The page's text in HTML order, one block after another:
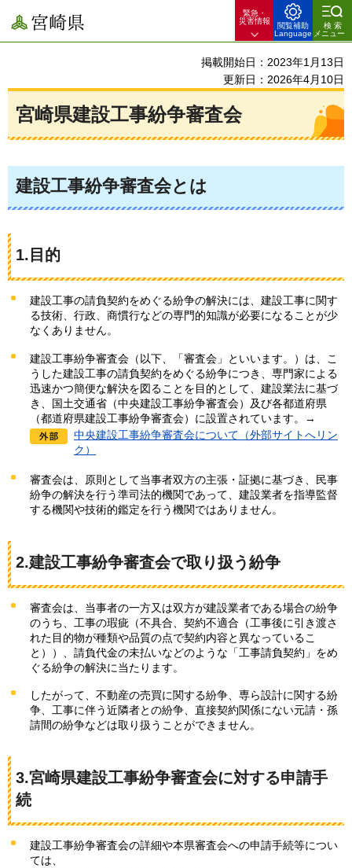
宮崎県
緊急・
災害情報
閲覧補助
Language
検索
メニュー
掲載開始日：2023年1月13日
更新日：2026年4月10日
宮崎県建設工事紛争審査会
建設工事紛争審査会とは
1.目的
建設工事の請負契約をめぐる紛争の解決には、建設工事に関す
る技術、行政、商慣行などの専門的知識が必要になることが少
なくありません。
建設工事紛争審査会（以下、「審査会」といいます。）は、こ
うした建設工事の請負契約をめぐる紛争につき、専門家による
迅速かつ簡便な解決を図ることを目的として、建設業法に基づ
き、国土交通省（中央建設工事紛争審査会）及び各都道府県
（都道府県建設工事紛争審査会）に設置されています。→
中央建設工事紛争審査会について（外部サイトへリン
ク）
審査会は、原則として当事者双方の主張・証拠に基づき、民事
紛争の解決を行う準司法的機関であって、建設業者を指導監督
する機関や技術的鑑定を行う機関ではありません。
2.建設工事紛争審査会で取り扱う紛争
審査会は、当事者の一方又は双方が建設業者である場合の紛争
のうち、工事の瑕疵（不具合、契約不適合（工事後に引き渡さ
れた目的物が種類や品質の点で契約内容と異なっているこ
と））、請負代金の未払いなどのような「工事請負契約」をめ
ぐる紛争の解決に当たります。
したがって、不動産の売買に関する紛争、専ら設計に関する紛
争、工事に伴う近隣者との紛争、直接契約関係にない元請・孫
請間の紛争などは取り扱うことができません。
3.宮崎県建設工事紛争審査会に対する申請手
続
建設工事紛争審査会の詳細や本県審査会への申請手続等につい
ては、